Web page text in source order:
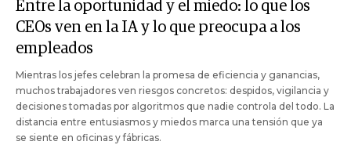
Entre la oportunidad y el miedo: lo que los
CEOs ven en la IA y lo que preocupa a los
empleados
Mientras los jefes celebran la promesa de eficiencia y ganancias,
muchos trabajadores ven riesgos concretos: despidos, vigilancia y
decisiones tomadas por algoritmos que nadie controla del todo. La
distancia entre entusiasmos y miedos marca una tensión que ya
se siente en oficinas y fábricas.